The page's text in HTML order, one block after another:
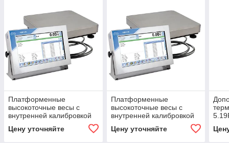
Платформенные
высокоточные весы с
внутренней калибровкой
Цену уточняйте
Платформенные
высокоточные весы с
внутренней калибровкой
Цену уточняйте